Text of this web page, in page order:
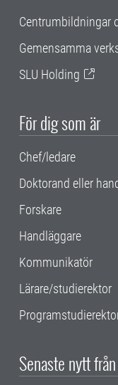
Centrumbildningar
Gemensamma
SLU Holding
För dig som är
Chef/ledare
Doktorand eller
Forskare
Handläggare
Kommunikatör
Lärare/studierektor
Senaste nytt från